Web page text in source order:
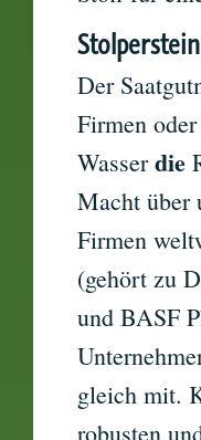
Der
Firmen
Wasserdie
Macht über
Firmen
(gehört zu
und BASF
gleich mit.
robusten